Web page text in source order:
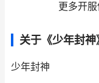
更多开
关于《少年封神
少年封神